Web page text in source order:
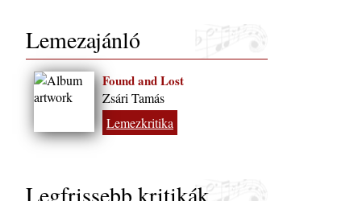
Lemezajánló
Found and Lost
Zsári Tamás
Lemezkritika
Legfrissebb kritikák